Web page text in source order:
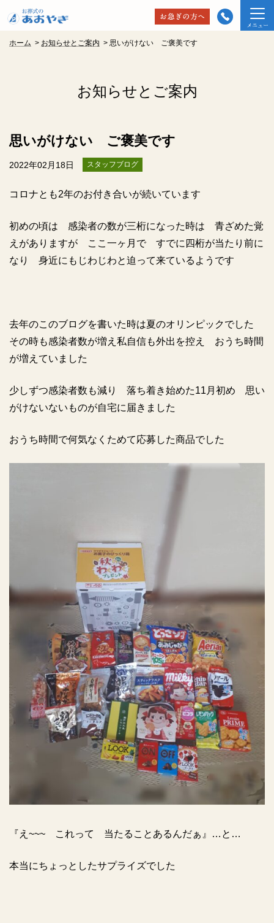
ホーム > お知らせとご案内 > 思いがけない ご褒美です
お知らせとご案内
思いがけない ご褒美です
2022年02月18日 スタッフブログ
コロナとも2年のお付き合いが続いています
初めの頃は 感染者の数が三桁になった時は 青ざめた覚
えがありますが ここ一ヶ月で すでに四桁が当たり前に
なり 身近にもじわじわと迫って来ているようです
去年のこのブログを書いた時は夏のオリンピックでした
その時も感染者数が増え私自信も外出を控え おうち時間
が増えていました
少しずつ感染者数も減り 落ち着き始めた11 月初め 思い
がけないないものが自宅に届きました
おうち時間で何気なくためて応募した商品でした
『え ~~~ これって 当たることあるんだぁ』…と…
本当にちょっとしたサプライズでした